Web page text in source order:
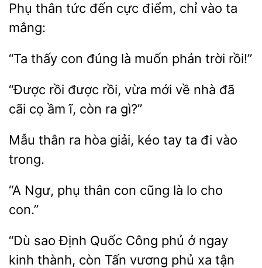
Phụ thân tức
điểm, chỉ vào
mắng:
“Ta con đúng là phản trời
“Được rồi rồi, vừa mới về
đã
cãi cọ ầm ĩ, còn ra
hòa giải, kéo tay ta đi vào
trong.
“A phụ thân con là lo cho
“Dù sao
Quốc Công phủ ở ngay
kinh thành, còn
vương phủ xa tận